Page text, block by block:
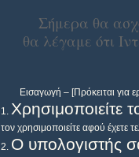
Σήμερα θα
θα λέγαμε ότι
Εισαγωγή – [Πρόκειται για
τον χρησιμοποιείτε αφού έχετε
Ο υπολογιστής